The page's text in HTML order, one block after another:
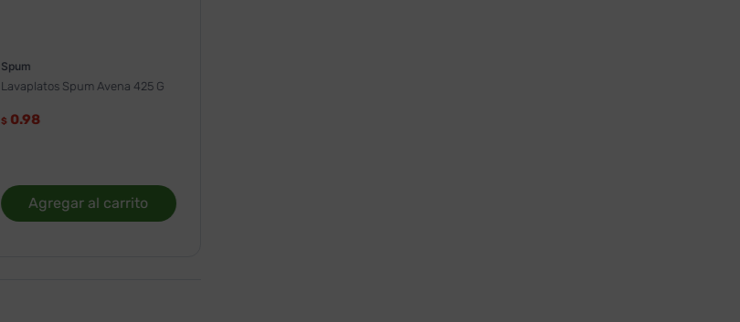
Spum
Lavaplatos Spum Avena 425 G
$ 0.98
Agregar al carrito